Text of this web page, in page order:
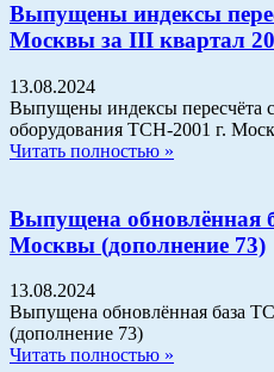
Выпущены индексы
Москвы за III квартал
13.08.2024
Выпущены индексы пересчёта
оборудования ТСН-2001 г.
Читать полностью »
Выпущена обновлённая
Москвы (дополнение 73)
13.08.2024
Выпущена обновлённая база
(дополнение 73)
Читать полностью »